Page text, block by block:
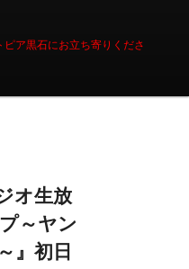
ア黒石にお立ち寄りくださ
オ生放
～ヤン
』初日